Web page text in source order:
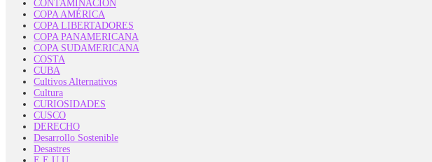
CONTAMINACIÓN
COPA AMÉRICA
COPA LIBERTADORES
COPA PANAMERICANA
COPA SUDAMERICANA
COSTA
CUBA
Cultivos Alternativos
Cultura
CURIOSIDADES
CUSCO
DERECHO
Desarrollo Sostenible
Desastres